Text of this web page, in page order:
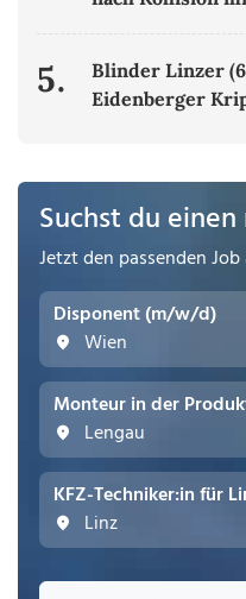
5.
Blinder Linzer
Eidenberger
Suchst du
Jetzt den passenden
Disponent (m/w/d)
Wien
Monteur in der
Lengau
KFZ-Techniker:in für
Linz